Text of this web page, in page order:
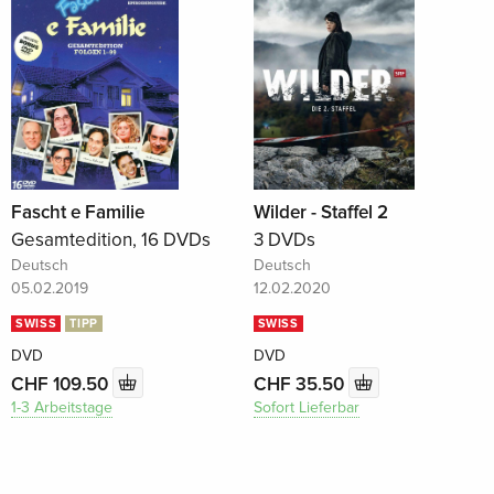
Fascht e Familie
Gesamtedition, 16 DVDs
Deutsch
05.02.2019
SWISS TIPP
DVD
CHF 109.50
1-3 Arbeitstage
Wilder - Staffel 2
3 DVDs
Deutsch
12.02.2020
SWISS
DVD
CHF 35.50
Sofort Lieferbar